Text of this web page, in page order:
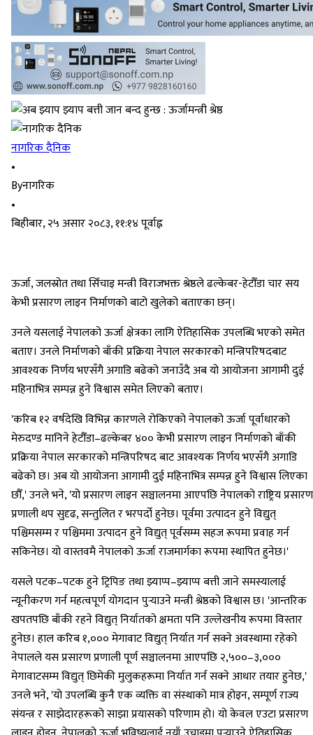
नागरिक दैनिक
•
Byनागरिक
•
बिहीबार, २५ असार २०८३, ११:१४ पूर्वाह्न
ऊर्जा, जलस्रोत तथा सिँचाइ मन्त्री विराजभक्त श्रेष्ठले ढल्केबर-हेटौँडा चार सय
केभी प्रसारण लाइन निर्माणको बाटो खुलेको बताएका छन्।
उनले यसलाई नेपालको ऊर्जा क्षेत्रका लागि ऐतिहासिक उपलब्धि भएको समेत
बताए। उनले निर्माणको बाँकी प्रक्रिया नेपाल सरकारको मन्त्रिपरिषदबाट
आवश्यक निर्णय भएसँगै अगाडि बढेको जनाउँदै अब यो आयोजना आगामी दुई
महिनाभित्र सम्पन्न हुने विश्वास समेत लिएको बताए।
'करिब १२ वर्षदेखि विभिन्न कारणले रोकिएको नेपालको ऊर्जा पूर्वाधारको
मेरुदण्ड मानिने हेटौँडा–ढल्केबर ४०० केभी प्रसारण लाइन निर्माणको बाँकी
प्रक्रिया नेपाल सरकारको मन्त्रिपरिषद बाट आवश्यक निर्णय भएसँगै अगाडि
बढेको छ। अब यो आयोजना आगामी दुई महिनाभित्र सम्पन्न हुने विश्वास लिएका
छौँ,' उनले भने, 'यो प्रसारण लाइन सञ्चालनमा आएपछि नेपालको राष्ट्रिय प्रसारण
प्रणाली थप सुदृढ, सन्तुलित र भरपर्दो हुनेछ। पूर्वमा उत्पादन हुने विद्युत्
पश्चिमसम्म र पश्चिममा उत्पादन हुने विद्युत् पूर्वसम्म सहज रूपमा प्रवाह गर्न
सकिनेछ। यो वास्तवमै नेपालको ऊर्जा राजमार्गका रूपमा स्थापित हुनेछ।'
यसले पटक–पटक हुने ट्रिपिङ तथा झ्याप्प–झ्याप्प बत्ती जाने समस्यालाई
न्यूनीकरण गर्न महत्वपूर्ण योगदान पुर्‍याउने मन्त्री श्रेष्ठको विश्वास छ। 'आन्तरिक
खपतपछि बाँकी रहने विद्युत् निर्यातको क्षमता पनि उल्लेखनीय रूपमा विस्तार
हुनेछ। हाल करिब १,००० मेगावाट विद्युत् निर्यात गर्न सक्ने अवस्थामा रहेको
नेपालले यस प्रसारण प्रणाली पूर्ण सञ्चालनमा आएपछि २,५००–३,०००
मेगावाटसम्म विद्युत् छिमेकी मुलुकहरूमा निर्यात गर्न सक्ने आधार तयार हुनेछ,'
उनले भने, 'यो उपलब्धि कुनै एक व्यक्ति वा संस्थाको मात्र होइन, सम्पूर्ण राज्य
संयन्त्र र साझेदारहरूको साझा प्रयासको परिणाम हो। यो केवल एउटा प्रसारण